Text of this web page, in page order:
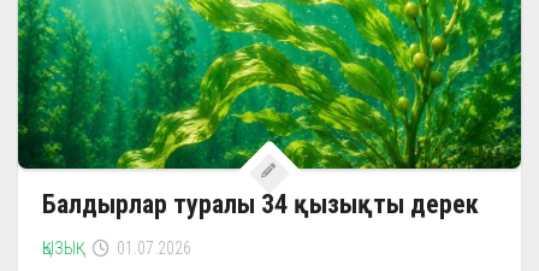
Балдырлар туралы 34 қызықты дерек
ҚЫЗЫҚ 01.07.2026